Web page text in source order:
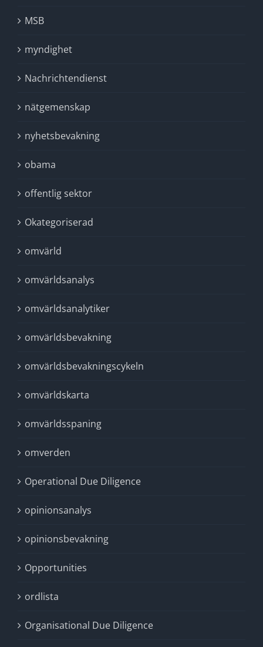
MSB
myndighet
Nachrichtendienst
nätgemenskap
nyhetsbevakning
obama
offentlig sektor
Okategoriserad
omvärld
omvärldsanalys
omvärldsanalytiker
omvärldsbevakning
omvärldsbevakningscykeln
omvärldskarta
omvärldsspaning
omverden
Operational Due Diligence
opinionsanalys
opinionsbevakning
Opportunities
ordlista
Organisational Due Diligence